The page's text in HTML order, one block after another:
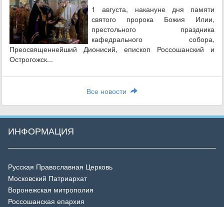
1 августа, накануне дня памяти
святого пророка Божия Илии,
престольного праздника
кафедрального собора,
Преосвященнейший Дионисий, епископ Россошанский и
Острогожск...
Все новости
ИНФОРМАЦИЯ
Русская Православная Церковь
Московский Патриархат
Воронежская митрополия
Россошанская епархия